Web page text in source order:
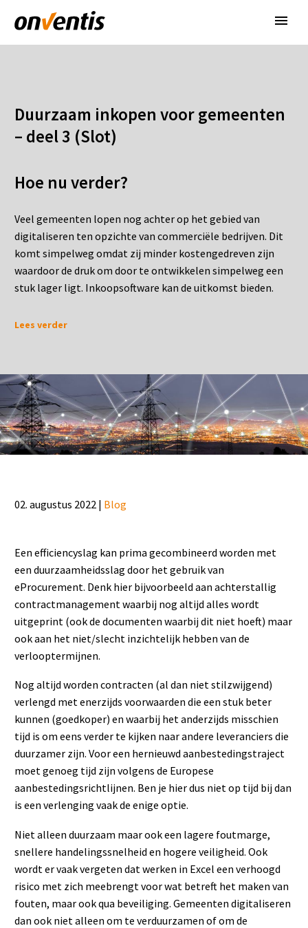
Duurzaam inkopen voor gemeenten
– deel 3 (Slot)
Hoe nu verder?
Veel gemeenten lopen nog achter op het gebied van
digitaliseren ten opzichte van commerciële bedrijven. Dit
komt simpelweg omdat zij minder kostengedreven zijn
waardoor de druk om door te ontwikkelen simpelweg een
stuk lager ligt. Inkoopsoftware kan de uitkomst bieden.
Lees verder
02. augustus 2022 | Blog
Een efficiencyslag kan prima gecombineerd worden met
een duurzaamheidsslag door het gebruik van
eProcurement. Denk hier bijvoorbeeld aan achterstallig
contractmanagement waarbij nog altijd alles wordt
uitgeprint (ook de documenten waarbij dit niet hoeft) maar
ook aan het niet/slecht inzichtelijk hebben van de
verlooptermijnen.
Nog altijd worden contracten (al dan niet stilzwijgend)
verlengd met enerzijds voorwaarden die een stuk beter
kunnen (goedkoper) en waarbij het anderzijds misschien
tijd is om eens verder te kijken naar andere leveranciers die
duurzamer zijn. Voor een hernieuwd aanbestedingstraject
moet genoeg tijd zijn volgens de Europese
aanbestedingsrichtlijnen. Ben je hier dus niet op tijd bij dan
is een verlenging vaak de enige optie.
Niet alleen duurzaam maar ook een lagere foutmarge,
snellere handelingssnelheid en hogere veiligheid. Ook
wordt er vaak vergeten dat werken in Excel een verhoogd
risico met zich meebrengt voor wat betreft het maken van
fouten, maar ook qua beveiliging. Gemeenten digitaliseren
dan ook niet alleen om te verduurzamen of om de